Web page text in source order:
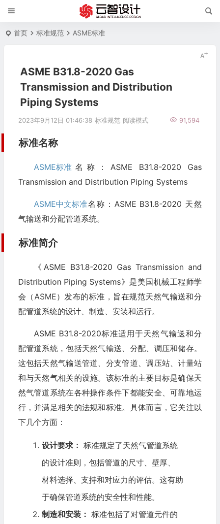
首页 标准规范 ASME标准
ASME B31.8-2020 Gas
Transmission and Distribution
Piping Systems
2023年9月12日 01:46:38 标准规范 91,594
阅读模式
标准名称
ASME标准名称：ASME B31.8-2020 Gas
Transmission and Distribution Piping Systems
ASME中文标准名称：ASME B31.8-2020 天然
气输送和分配管道系统。
标准简介
《ASME B31.8-2020 Gas Transmission and
Distribution Piping Systems》是美国机械工程师学
会（ASME）发布的标准，旨在规范天然气输送和分
配管道系统的设计、制造、安装和运行。
ASME B31.8-2020标准适用于天然气输送和分
配管道系统，包括天然气输送、分配、调压和储存。
这包括天然气输送管道、分支管道、调压站、计量站
和与天然气相关的设施。该标准的主要目标是确保天
然气管道系统在各种操作条件下都能安全、可靠地运
行，并满足相关的法规和标准。具体而言，它关注以
下几个方面：
设计要求： 标准规定了天然气管道系统
的设计准则，包括管道的尺寸、壁厚、
材料选择、支持和对应力的评估。这有助
于确保管道系统的安全性和性能。
制造和安装： 标准包括了对管道元件的